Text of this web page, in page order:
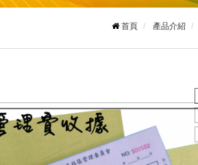
首頁 產品介紹